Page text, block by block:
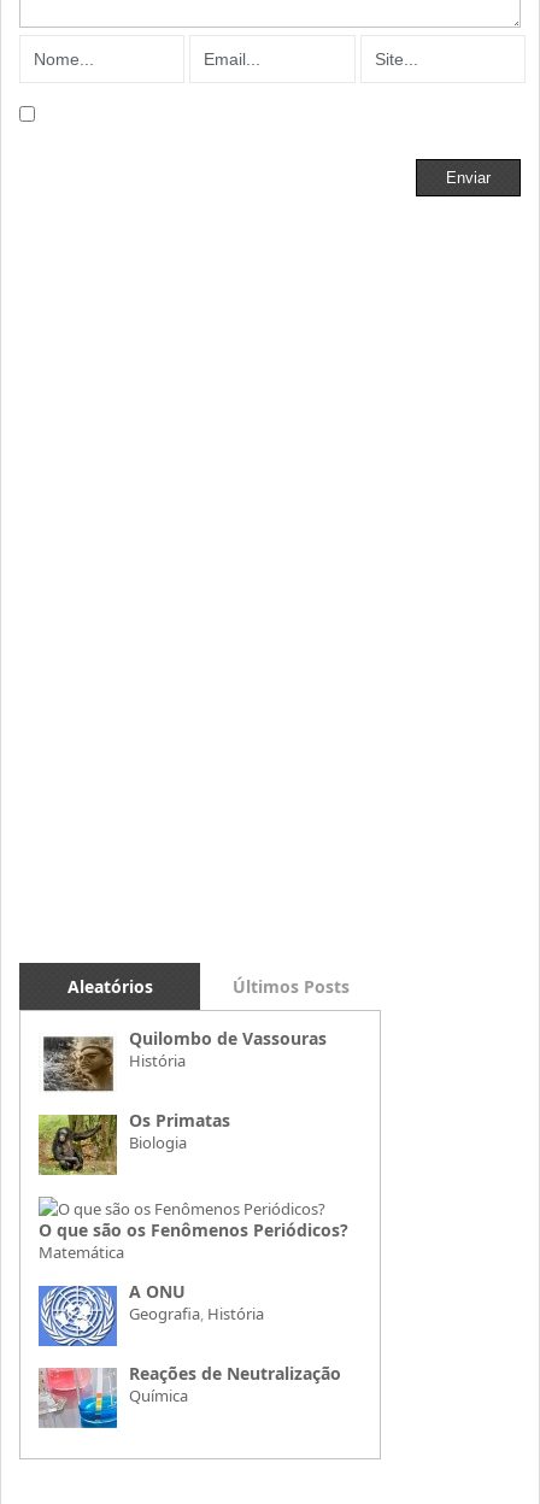
Aleatórios Últimos Posts
Quilombo de Vassouras
História
Os Primatas
Biologia
O que são os Fenômenos Periódicos?
Matemática
A ONU
Geografia História
Reações de Neutralização
Química